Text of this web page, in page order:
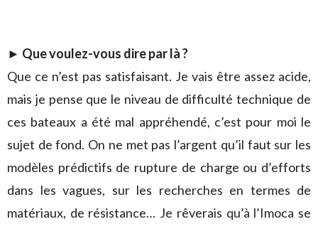
► Que voulez-vous dire par là ?
Que ce n’est pas satisfaisant. Je vais être assez acide,
mais je pense que le niveau de difficulté technique de
ces bateaux a été mal appréhendé, c’est pour moi le
sujet de fond. On ne met pas l’argent qu’il faut sur les
modèles prédictifs de rupture de charge ou d’efforts
dans les vagues, sur les recherches en termes de
matériaux, de résistance… Je rêverais qu’à l’Imoca se